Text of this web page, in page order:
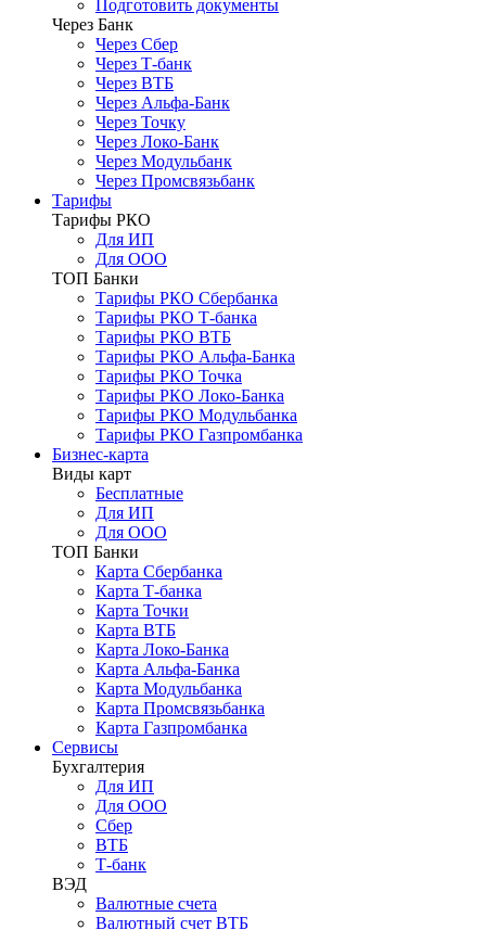
Подготовить документы
Через Банк
Через Сбер
Через Т-банк
Через ВТБ
Через Альфа-Банк
Через Точку
Через Локо-Банк
Через Модульбанк
Через Промсвязьбанк
Тарифы
Тарифы РКО
Для ИП
Для ООО
ТОП Банки
Тарифы РКО Сбербанка
Тарифы РКО Т-банка
Тарифы РКО ВТБ
Тарифы РКО Альфа-Банка
Тарифы РКО Точка
Тарифы РКО Локо-Банка
Тарифы РКО Модульбанка
Тарифы РКО Газпромбанка
Бизнес-карта
Виды карт
Бесплатные
Для ИП
Для ООО
ТОП Банки
Карта Сбербанка
Карта Т-банка
Карта Точки
Карта ВТБ
Карта Локо-Банка
Карта Альфа-Банка
Карта Модульбанка
Карта Промсвязьбанка
Карта Газпромбанка
Сервисы
Бухгалтерия
Для ИП
Для ООО
Сбер
ВТБ
Т-банк
ВЭД
Валютные счета
Валютный счет ВТБ